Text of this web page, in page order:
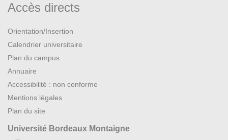
Accès directs
Orientation/Insertion
Calendrier universitaire
Plan du campus
Annuaire
Accessibilité : non conforme
Mentions légales
Plan du site
Université Bordeaux Montaigne